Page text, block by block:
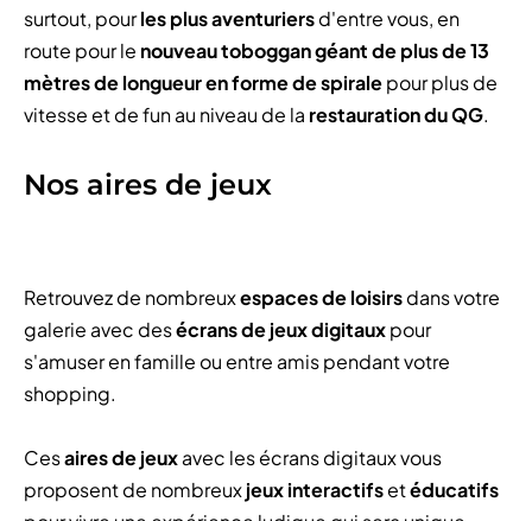
surtout, pourles plus aventuriersd'entre vous, en
route pour le nouveau toboggan géant de plus de 13
mètres de longueur en forme de spiralepour plus de
vitesse et de fun au niveau de la restauration du QG.
Nos aires de jeux
Retrouvez de nombreuxespaces de loisirsdans votre
galerie avec desécrans de jeux digitauxpour
s'amuser en famille ou entre amis pendant votre
shopping.
Cesaires de jeuxavec les écrans digitaux vous
proposent de nombreuxjeux interactifsetéducatifs